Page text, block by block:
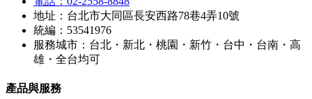
地址：台北市大同區長安西路78巷4弄10號
統編：53541976
服務城市：台北・新北・桃園・新竹・台中・台南・高
雄・全台均可
產品與服務